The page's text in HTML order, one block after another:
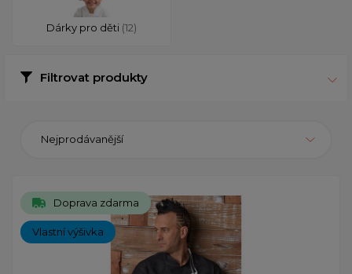
Dárky pro děti (12)
Filtrovat produkty
Nejprodávanější
Doprava zdarma
Vlastní výšivka